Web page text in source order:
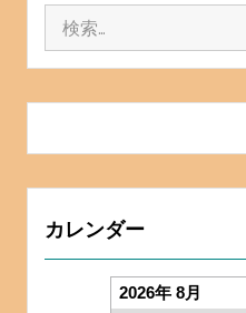
カレンダー
2026年 8月